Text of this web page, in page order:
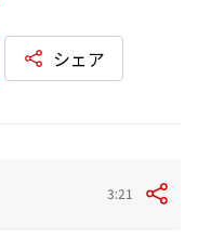
シェア
3:21